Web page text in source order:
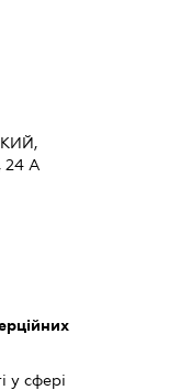
24 А
у сфері